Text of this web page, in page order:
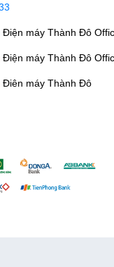
Điện máy Thành Đô
Điện máy Thành Đô
Điên máy Thành Đô